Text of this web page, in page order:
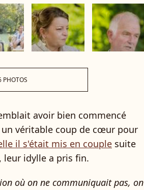
PHOTOS
avoir bien commencé
un véritable coup de cœur pour
il s'était mis en couple suite
leur idylle a pris fin.
où on ne communiquait pas, on